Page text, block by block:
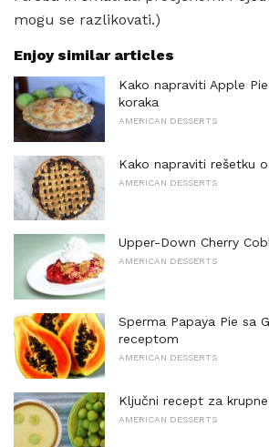
mogu se razlikovati.)
Enjoy similar articles
Kako napraviti Apple
koraka
AMERICAN DESSERTS
Kako napraviti rešetku
AMERICAN DESSERTS
Upper-Down Cherry
AMERICAN DESSERTS
Sperma Papaya Pie sa
receptom
AMERICAN DESSERTS
Ključni recept za
AMERICAN DESSERTS